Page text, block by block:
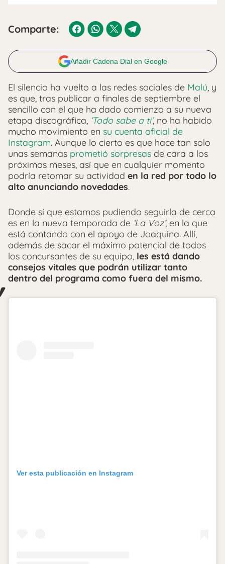
Comparte:
Añadir Cadena Dial en Google
El silencio ha vuelto a las redes sociales de Malú, y
es que, tras publicar a finales de septiembre el
sencillo con el que ha dado comienzo a su nueva
etapa discográfica, ‘Todo sabe a ti’, no ha habido
mucho movimiento en su cuenta oficial de
Instagram. Aunque lo cierto es que hace tan solo
unas semanas prometió sorpresas de cara a los
próximos meses, así que en cualquier momento
podría retomar su actividad en la red por todo lo
alto anunciando novedades.
Donde sí que estamos pudiendo seguirla de cerca
es en la nueva temporada de ‘La Voz’, en la que
está contando con el apoyo de Joaquina. Allí,
además de sacar el máximo potencial de todos
los concursantes de su equipo, les está dando
consejos vitales que podrán utilizar tanto
dentro del programa como fuera del mismo.
Ver esta publicación en Instagram